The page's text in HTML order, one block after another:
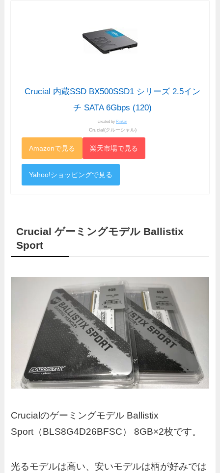
Crucial 内蔵SSD BX500SSD1 シリーズ 2.5イン
チ SATA 6Gbps (120)
created by Rinker
Crucial(クルーシャル)
Amazonで見る 楽天市場で見る
Yahoo!ショッピングで見る
Crucial ゲーミングモデル Ballistix
Sport
Crucialのゲーミングモデル Ballistix
Sport（BLS8G4D26BFSC） 8GB×2枚です。
光るモデルは高い、安いモデルは柄が好みでは